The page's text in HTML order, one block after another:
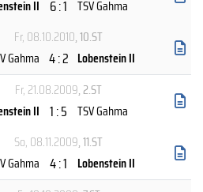
II 6 : 1 TSV Gahma
Fr, 08.10.2010, 10.ST
Gahma 4 : 2 Lobenstein II
Fr, 21.08.2009, 2.ST
II 1 : 5 TSV Gahma
So, 08.11.2009, 11.ST
Gahma 4 : 1 Lobenstein II